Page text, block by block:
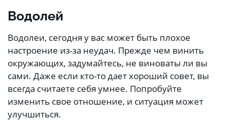
Водолей
Водолеи, сегодня у вас может быть плохое
настроение из-за неудач. Прежде чем винить
окружающих, задумайтесь, не виноваты ли вы
сами. Даже если кто-то дает хороший совет, вы
всегда считаете себя умнее. Попробуйте
изменить свое отношение, и ситуация может
улучшиться.